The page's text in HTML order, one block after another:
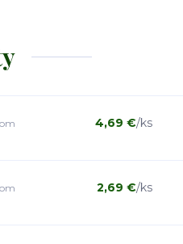
4,69 €/ks
2,69 €/ks